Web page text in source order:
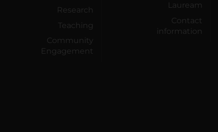
Research
Teaching
Community
Engagement
Lauream
Contact
information